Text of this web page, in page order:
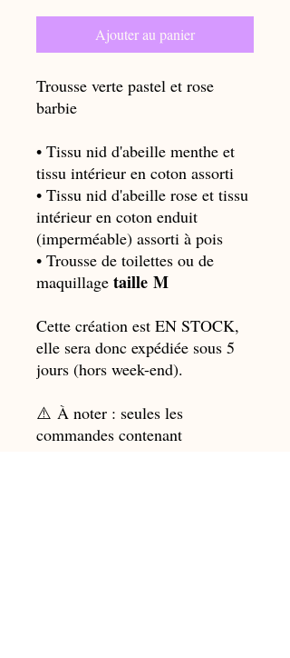
Ajouter au panier
Trousse verte pastel et rose
barbie
• Tissu nid d'abeille menthe et
tissu intérieur en coton assorti
• Tissu nid d'abeille rose et tissu
intérieur en coton enduit
(imperméable) assorti à pois
• Trousse de toilettes ou de
maquillage taille M
Cette création est EN STOCK,
elle sera donc expédiée sous 5
jours (hors week-end).
⚠️ À noter : seules les
commandes contenant